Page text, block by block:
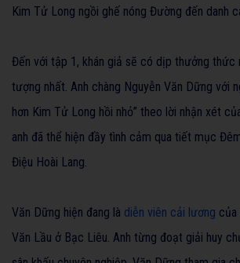
Kim Tử Long ngồi ghế nóng Đường đến danh
Đến với tập 1, khán giả sẽ có dịp thưởng thức
tượng nhất. Anh chàng Nguyễn Văn Dững với
hơn Kim Tử Long hồi nhỏ” theo lời nhận xét
anh đã thể hiện đầy tình cảm qua tiết mục
Điệu Hoài Lang.
Văn Dững hiện đang là diễn viên cải lương của
Văn Lầu ở Bạc Liêu. Anh từng đoạt giải huy